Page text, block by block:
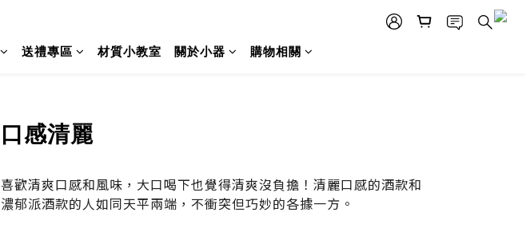
送禮專區 材質小教室 關於小器 購物相關
口感清麗
喜歡清爽口感和風味，大口喝下也覺得清爽沒負擔！清麗口感的酒款和
濃郁派酒款的人如同天平兩端，不衝突但巧妙的各據一方。